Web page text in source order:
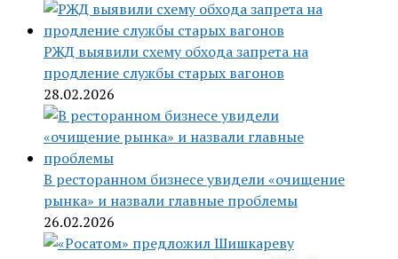
РЖД выявили схему обхода запрета на
продление службы старых вагонов
28.02.2026
В ресторанном бизнесе увидели «очищение
рынка» и назвали главные проблемы
26.02.2026